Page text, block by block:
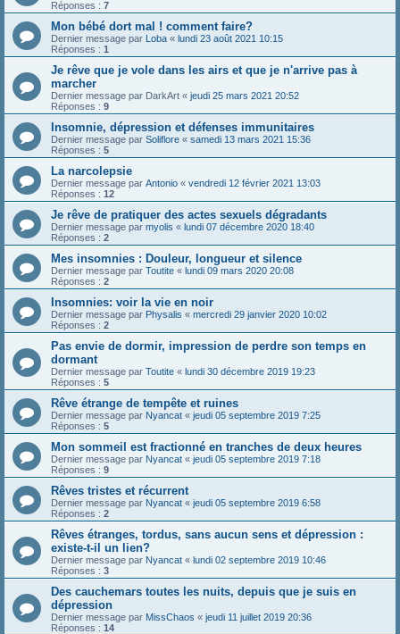
Réponses : 7
Mon bébé dort mal ! comment faire?
Dernier message par Loba « lundi 23 août 2021 10:15
Réponses : 1
Je rêve que je vole dans les airs et que je n'arrive pas à
marcher
Dernier message par DarkArt « jeudi 25 mars 2021 20:52
Réponses : 9
Insomnie, dépression et défenses immunitaires
Dernier message par Soliflore « samedi 13 mars 2021 15:36
Réponses : 5
La narcolepsie
Dernier message par Antonio « vendredi 12 février 2021 13:03
Réponses : 12
Je rêve de pratiquer des actes sexuels dégradants
Dernier message par myolis « lundi 07 décembre 2020 18:40
Réponses : 2
Mes insomnies : Douleur, longueur et silence
Dernier message par Toutite « lundi 09 mars 2020 20:08
Réponses : 2
Insomnies: voir la vie en noir
Dernier message par Physalis « mercredi 29 janvier 2020 10:02
Réponses : 2
Pas envie de dormir, impression de perdre son temps en
dormant
Dernier message par Toutite « lundi 30 décembre 2019 19:23
Réponses : 5
Rêve étrange de tempête et ruines
Dernier message par Nyancat « jeudi 05 septembre 2019 7:25
Réponses : 5
Mon sommeil est fractionné en tranches de deux heures
Dernier message par Nyancat « jeudi 05 septembre 2019 7:18
Réponses : 9
Rêves tristes et récurrent
Dernier message par Nyancat « jeudi 05 septembre 2019 6:58
Réponses : 2
Rêves étranges, tordus, sans aucun sens et dépression :
existe-t-il un lien?
Dernier message par Nyancat « lundi 02 septembre 2019 10:46
Réponses : 3
Des cauchemars toutes les nuits, depuis que je suis en
dépression
Dernier message par MissChaos « jeudi 11 juillet 2019 20:36
Réponses : 14